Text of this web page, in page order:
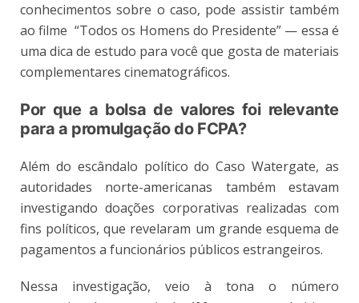
conhecimentos sobre o caso, pode assistir também
ao filme “Todos os Homens do Presidente” — essa é
uma dica de estudo para você que gosta de materiais
complementares cinematográficos.
Por que a bolsa de valores foi relevante
para a promulgação do FCPA?
Além do escândalo político do Caso Watergate, as
autoridades norte-americanas também estavam
investigando doações corporativas realizadas com
fins políticos, que revelaram um grande esquema de
pagamentos a funcionários públicos estrangeiros.
Nessa investigação, veio à tona o número